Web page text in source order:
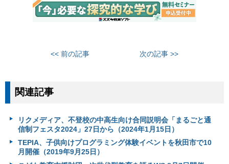
<< 前の記事 次の記事 >>
関連記事
リクメディア、不登校の中高生向け合同説明会「まるごと通
信制フェスタ2024」27日から（2024年1月15日）
TEPIA、子供向けプログラミング体験イベントを秋田市で10
月開催（2019年9月25日）